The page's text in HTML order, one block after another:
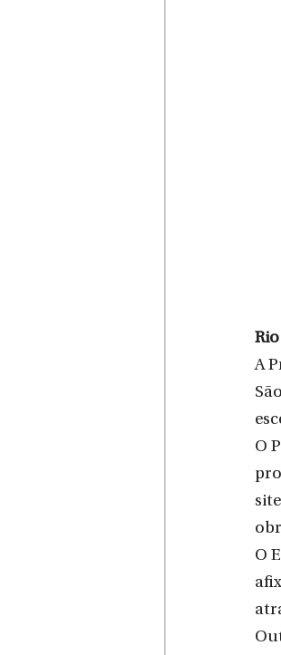
A
O
site
O